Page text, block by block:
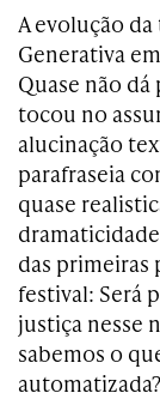
A evolução
Generativa
Quase não
tocou no
alucinação
parafraseia
quase
das primeiras
festival: Será
justiça nesse
sabemos o
automatizada?